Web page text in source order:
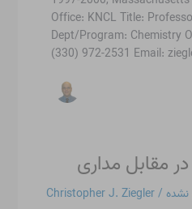
Office: KNCL Title:
Dept/Program: Chemistry
(330) 972-2531 Email:
مقابل مداری
نشده /
Christopher J. Ziegler